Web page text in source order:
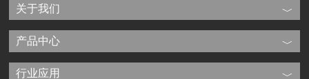
关于我们
产品中心
行业应用